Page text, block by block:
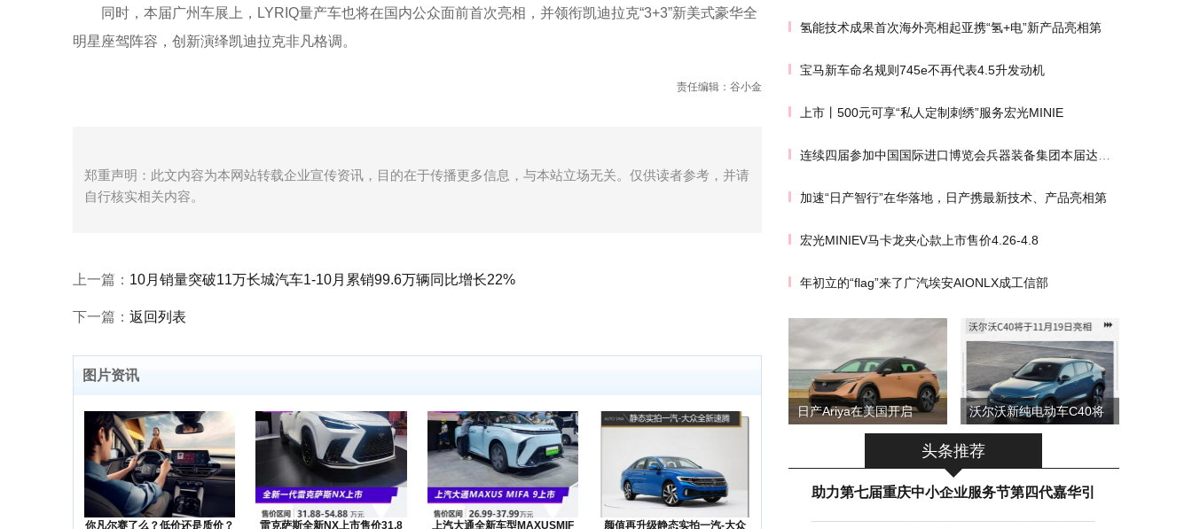
同时，本届广州车展上，LYRIQ量产车也将在国内公众面前首次亮相，并领衔凯迪拉克“3+3”新美式豪华全
明星座驾阵容，创新演绎凯迪拉克非凡格调。
责任编辑：谷小金
郑重声明：此文内容为本网站转载企业宣传资讯，目的在于传播更多信息，与本站立场无关。仅供读者参考，并请
自行核实相关内容。
上一篇： 10月销量突破11万长城汽车1-10月累销99.6万辆同比增长22%
下一篇： 返回列表
图片资讯
你凡尔赛了么？低价还是质价？
雷克萨斯全新NX上市售价31.8 上汽大通全新车型MAXUSMIF
颜值再升级静态实拍一汽-大众
氢能技术成果首次海外亮相起亚携“氢+电”新产品亮相第
宝马新车命名规则745e不再代表4.5升发动机
上市丨500元可享“私人定制刺绣”服务宏光MINIE
连续四届参加中国国际进口博览会兵器装备集团本届达成采
加速“日产智行”在华落地，日产携最新技术、产品亮相第
宏光MINIEV马卡龙夹心款上市售价4.26-4.8
年初立的“flag”来了广汽埃安AIONLX成工信部
日产Ariya在美国开启 沃尔沃新纯电动车C40将
头条推荐
助力第七届重庆中小企业服务节第四代嘉华引